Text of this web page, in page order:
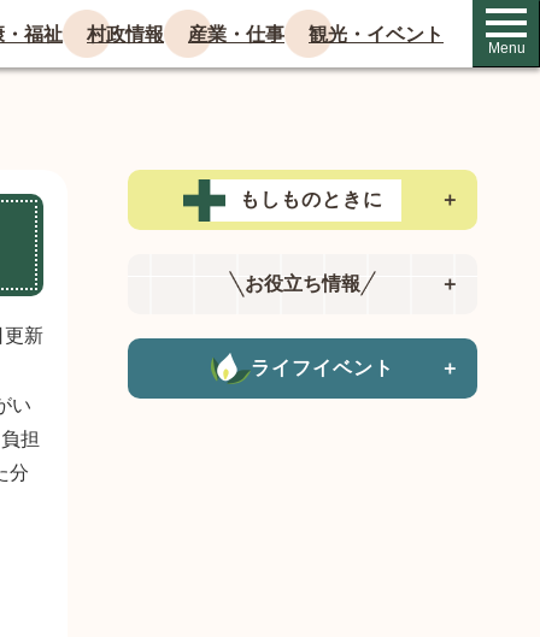
福祉 村政情報 産業・仕事 観光・イベント
Menu
新
い
担
分
もしものときに ＋
お役立ち情報 ＋
ライフイベント ＋